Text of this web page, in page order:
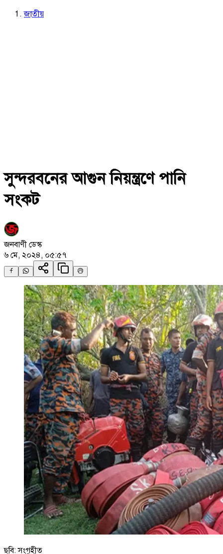
জাতীয়
সুন্দরবনের আগুন নিয়ন্ত্রণে পানি
সংকট
জনবাণী ডেস্ক
৬ মে, ২০২৪, ০৫:৫৭
ছবি: সংগৃহীত